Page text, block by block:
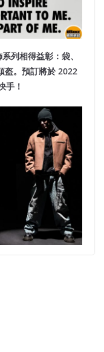
列相得益彰：袋、
盔。預訂將於 2022
手！